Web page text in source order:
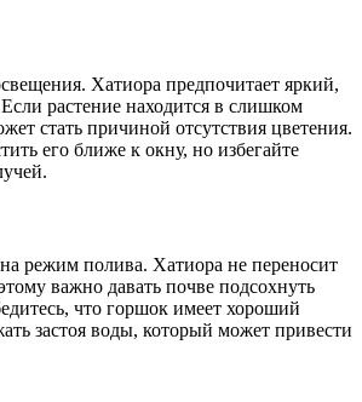
Хатиора предпочитает яркий,
растение находится в слишком
стать причиной отсутствия цветения.
его ближе к окну, но избегайте
режим полива. Хатиора не переносит
важно давать почве подсохнуть
что горшок имеет хороший
застоя воды, который может привести